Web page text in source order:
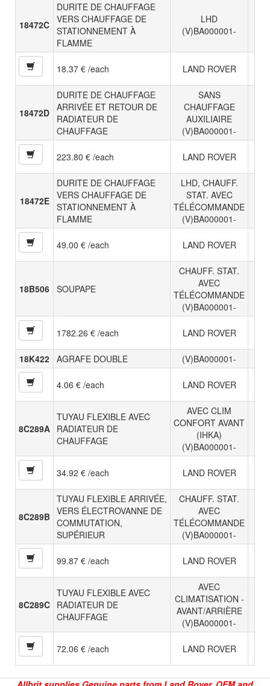
18472C
DURITE DE CHAUFFAGE
VERS CHAUFFAGE DE
STATIONNEMENT À
FLAMME
LHD
(V)BA000001-
18.37 € /each LAND ROVER
18472D
DURITE DE CHAUFFAGE
ARRIVÉE ET RETOUR DE
RADIATEUR DE
CHAUFFAGE
SANS
CHAUFFAGE
AUXILIAIRE
(V)BA000001-
223.80 € /each LAND ROVER
18472E
DURITE DE CHAUFFAGE
VERS CHAUFFAGE DE
STATIONNEMENT À
FLAMME
LHD, CHAUFF.
STAT. AVEC
TÉLÉCOMMANDE
(V)BA000001-
49.00 € /each LAND ROVER
18B506 SOUPAPE
CHAUFF. STAT.
AVEC
TÉLÉCOMMANDE
(V)BA000001-
1782.26 € /each LAND ROVER
18K422 AGRAFE DOUBLE (V)BA000001-
4.06 € /each LAND ROVER
8C289A
TUYAU FLEXIBLE AVEC
RADIATEUR DE
CHAUFFAGE
AVEC CLIM
CONFORT AVANT
(IHKA)
(V)BA000001-
34.92 € /each LAND ROVER
8C289B
TUYAU FLEXIBLE ARRIVÉE,
VERS ÉLECTROVANNE DE
COMMUTATION,
SUPÉRIEUR
CHAUFF. STAT.
AVEC
TÉLÉCOMMANDE
(V)BA000001-
99.87 € /each LAND ROVER
8C289C
TUYAU FLEXIBLE AVEC
RADIATEUR DE
CHAUFFAGE
AVEC
CLIMATISATION -
AVANT/ARRIÈRE
(V)BA000001-
72.06 € /each LAND ROVER